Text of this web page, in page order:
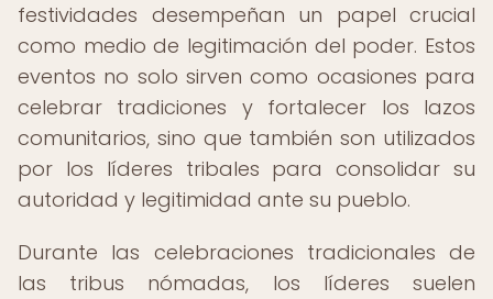
festividades desempeñan un papel crucial
como medio de legitimación del poder. Estos
eventos no solo sirven como ocasiones para
celebrar tradiciones y fortalecer los lazos
comunitarios, sino que también son utilizados
por los líderes tribales para consolidar su
autoridad y legitimidad ante su pueblo.
Durante las celebraciones tradicionales de
las tribus nómadas, los líderes suelen